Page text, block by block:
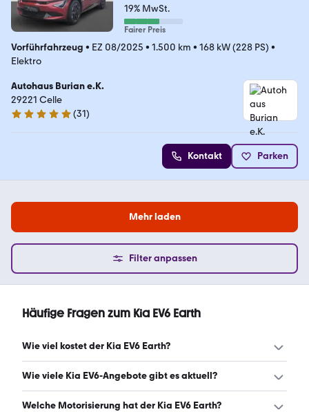
19% MwSt.
Fairer Preis
Vorführfahrzeug • EZ 08/2025 • 1.500 km • 168 kW (228 PS) •
Elektro
Autohaus Burian e.K.
29221 Celle
5 Sterne
(31)
Kontakt Parken
Mehr laden
Filter anpassen
Häufige Fragen zum Kia EV6 Earth
Wie viel kostet der Kia EV6 Earth?
Ein guter Preis für einen Kia EV6 Earth liegt zwischen
€ monatlich. (Stand: 6.8.2026)
Wie viele Kia EV6-Angebote gibt es aktuell?
Es gibt insgesamt 104 Kia EV6 bei mobile.de, davon 78
Welche Motorisierung hat der Kia EV6 Earth?